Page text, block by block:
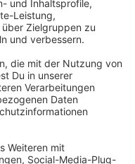
Dach mit
im
sein.
und
statt.